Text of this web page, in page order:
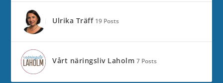
Ulrika Träff 19 Posts
Vårt näringsliv Laholm 7 Posts